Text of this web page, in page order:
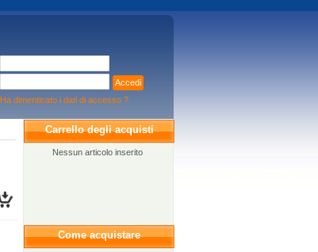
Accedi
Ha dimenticato i dati di accesso ?
Carrello degli acquisti
Nessun articolo inserito
Come acquistare